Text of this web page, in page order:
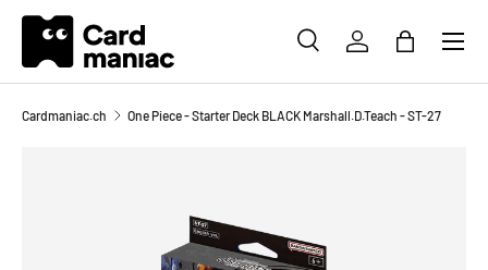
DIREKT ZUM INHALT
SUCHEEINLOGGEN
Menü
Cardmaniac.ch One Piece - Starter Deck BLACK Marshall.D.Teach - ST-27